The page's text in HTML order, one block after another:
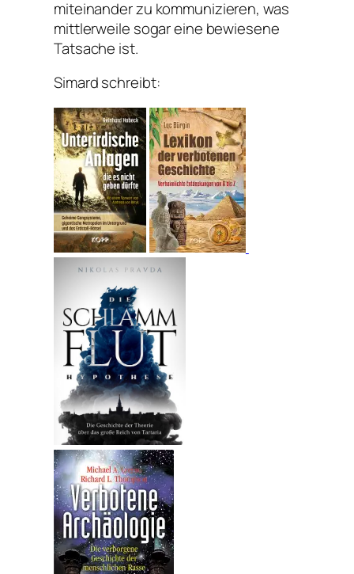
miteinander zu kommunizieren, was
mittlerweile sogar eine bewiesene
Tatsache ist.
Simard schreibt: